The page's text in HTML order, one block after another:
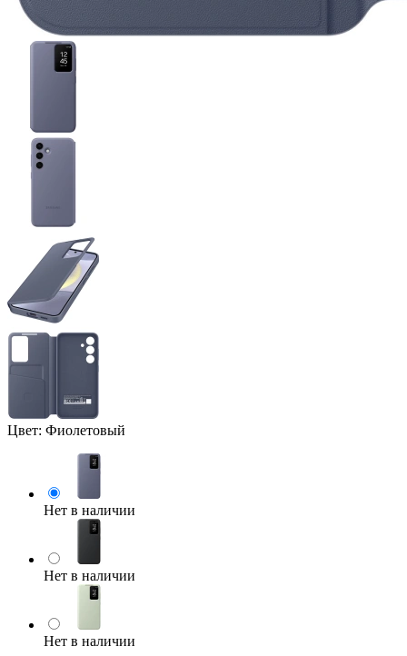
Цвет: Фиолетовый
Нет в наличии
Нет в наличии
Нет в наличии